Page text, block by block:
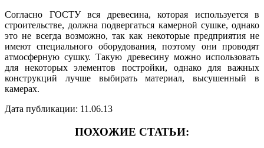
Согласно ГОСТУ вся древесина, которая используется в
строительстве, должна подвергаться камерной сушке, однако
это не всегда возможно, так как некоторые предприятия не
имеют специального оборудования, поэтому они проводят
атмосферную сушку. Такую древесину можно использовать
для некоторых элементов постройки, однако для важных
конструкций лучше выбирать материал, высушенный в
камерах.
Дата публикации: 11.06.13
ПОХОЖИЕ СТАТЬИ: